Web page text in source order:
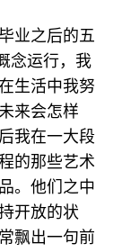
业之后的五
念运行，我
生活中我努
来会怎样
我在一大段
的那些艺术
。他们之中
开放的状
飘出一句前